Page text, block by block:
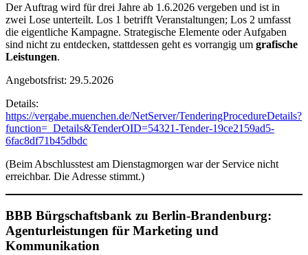
Der Auftrag wird für drei Jahre ab 1.6.2026 vergeben und ist in
zwei Lose unterteilt. Los 1 betrifft Veranstaltungen; Los 2 umfasst
die eigentliche Kampagne. Strategische Elemente oder Aufgaben
sind nicht zu entdecken, stattdessen geht es vorrangig um grafische
Leistungen.
Angebotsfrist: 29.5.2026
Details:
https://vergabe.muenchen.de/NetServer/TenderingProcedureDetails?
function=_Details&TenderOID=54321-Tender-19ce2159ad5-
6fac8df71b45dbdc
(Beim Abschlusstest am Dienstagmorgen war der Service nicht
erreichbar. Die Adresse stimmt.)
BBB Bürgschaftsbank zu Berlin-Brandenburg:
Agenturleistungen für Marketing und
Kommunikation